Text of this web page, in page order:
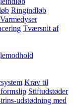
Ringindløb
Varmedyser
Tværsnit af
Krav til
Stiftudstøder
udstødning med